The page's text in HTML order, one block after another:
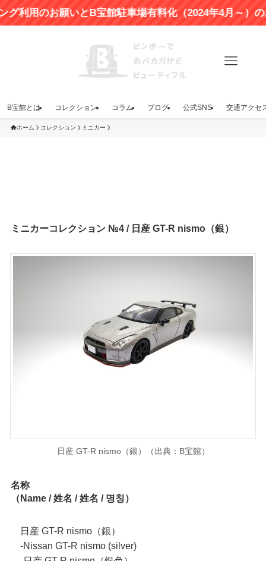
のお願いとB宝館駐車場有料化（2024年4月～）のお知
B宝館とは コレクション コラム ブログ 公式SNS 交通アクセ
ホーム コレクション ミニカー
ミニカーコレクション №4 / 日産 GT-R nismo（銀）
日産 GT-R nismo（銀）（出典：B宝館）
名称
（Name / 姓名 / 姓名 / 명칭）
日産 GT-R nismo（銀）
‐Nissan GT-R nismo (silver)